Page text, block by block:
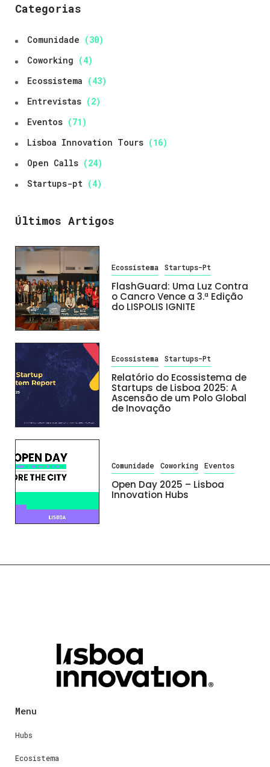
Categorias
Comunidade (30)
Coworking (4)
Ecossistema (43)
Entrevistas (2)
Eventos (71)
Lisboa Innovation Tours (16)
Open Calls (24)
Startups-pt (4)
Últimos Artigos
Ecossistema Startups-Pt
FlashGuard: Uma Luz Contra
o Cancro Vence a 3.ª Edição
do LISPOLIS IGNITE
Ecossistema Startups-Pt
Relatório do Ecossistema de
Startups de Lisboa 2025: A
Ascensão de um Polo Global
de Inovação
Comunidade Coworking Eventos
Open Day 2025 – Lisboa
Innovation Hubs
Menu
Hubs
Ecosistema